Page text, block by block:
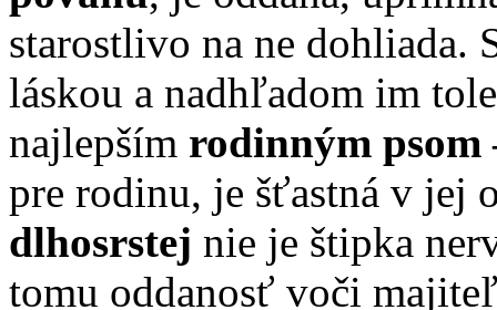
starostlivo na ne dohliada.
láskou a nadhľadom im
najlepším rodinným psom
pre rodinu, je šťastná v jej
dlhosrstej nie je štipka
tomu oddanosť voči